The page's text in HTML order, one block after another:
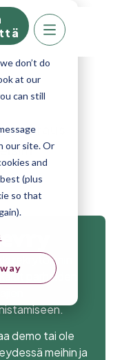
really
This website
don’t do
at our
can still
our site. Or
and
(plus
so that
rekrytoinnin
parhaiden
demo tai ole
meihin ja